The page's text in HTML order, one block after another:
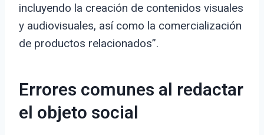
incluyendo la creación de contenidos visuales
y audiovisuales, así como la comercialización
de productos relacionados”.
Errores comunes al redactar
el objeto social